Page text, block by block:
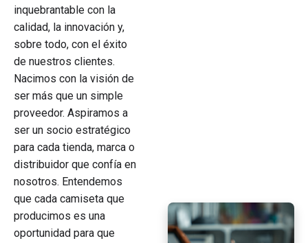
inquebrantable con la
calidad, la innovación y,
sobre todo, con el éxito
de nuestros clientes.
Nacimos con la visión de
ser más que un simple
proveedor. Aspiramos a
ser un socio estratégico
para cada tienda, marca o
distribuidor que confía en
nosotros. Entendemos
que cada camiseta que
producimos es una
oportunidad para que